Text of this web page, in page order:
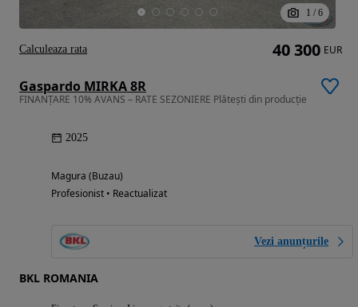
1 / 6
Gaspardo MIRKA 8R
FINANȚARE 10% AVANS – RATE SEZONIERE Plătești din producție
2025
Magura (Buzau)
Profesionist • Reactualizat
Vezi anunțurile
BKL ROMANIA
40 300 EUR
Calculeaza rata